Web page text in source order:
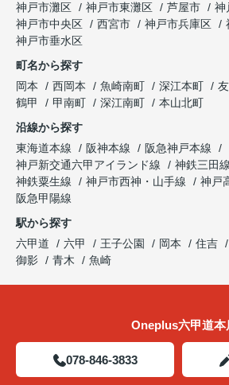
神戸市灘区
神戸市東灘区 芦屋市
神
神戸市中央区
西宮市 神戸市兵庫区
神戸市垂水区
町名から探す
岡本
西岡本 魚崎南町 深江本町
鶴甲
甲南町 深江南町
本山北町
沿線から探す
東海道本線
阪神本線
阪急神戸本線
神戸新交通六甲アイランド線
神鉄三田線
神鉄粟生線
神戸市西神・山手線
神戸
阪急甲陽線
駅から探す
六甲道
六甲 王子公園 岡本 住吉
御影
青木 魚崎
Oneplus六甲道本
078-846-3833